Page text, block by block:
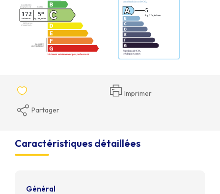
Imprimer
Partager
Caractéristiques détaillées
Général